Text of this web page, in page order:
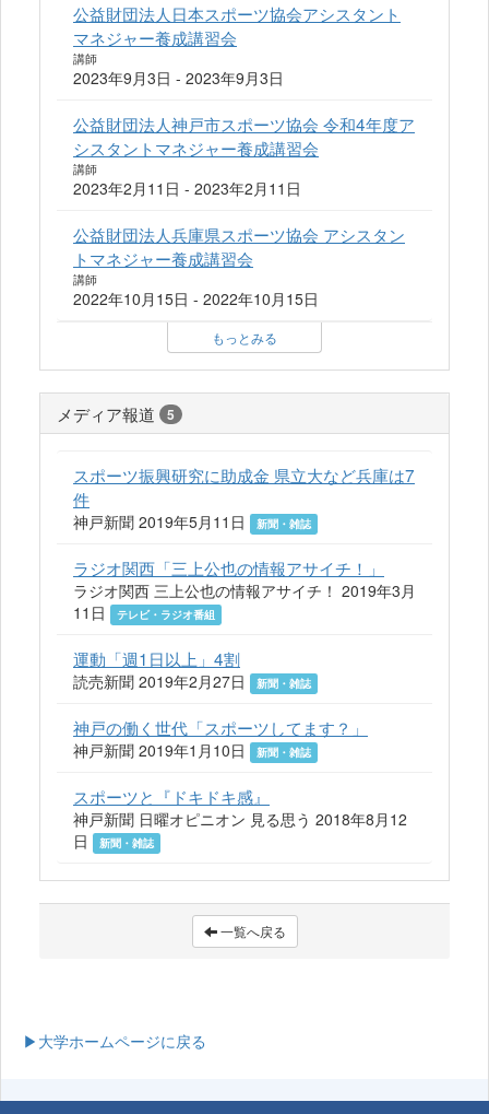
公益財団法人日本スポーツ協会アシスタント
マネジャー養成講習会
講師
2023年9月3日 - 2023年9月3日
公益財団法人神戸市スポーツ協会 令和4年度ア
シスタントマネジャー養成講習会
講師
2023年2月11日 - 2023年2月11日
公益財団法人兵庫県スポーツ協会 アシスタン
トマネジャー養成講習会
講師
2022年10月15日 - 2022年10月15日
もっとみる
メディア報道 5
スポーツ振興研究に助成金 県立大など兵庫は7
件
神戸新聞 2019年5月11日 新聞・雑誌
ラジオ関西「三上公也の情報アサイチ！」
ラジオ関西 三上公也の情報アサイチ！ 2019年3月
11日
テレビ・ラジオ番組
運動「週1日以上」4割
読売新聞 2019年2月27日 新聞・雑誌
神戸の働く世代「スポーツしてます？」
神戸新聞 2019年1月10日 新聞・雑誌
スポーツと『ドキドキ感』
神戸新聞 日曜オピニオン 見る思う 2018年8月12
日
新聞・雑誌
一覧へ戻る
▶大学ホームページに戻る